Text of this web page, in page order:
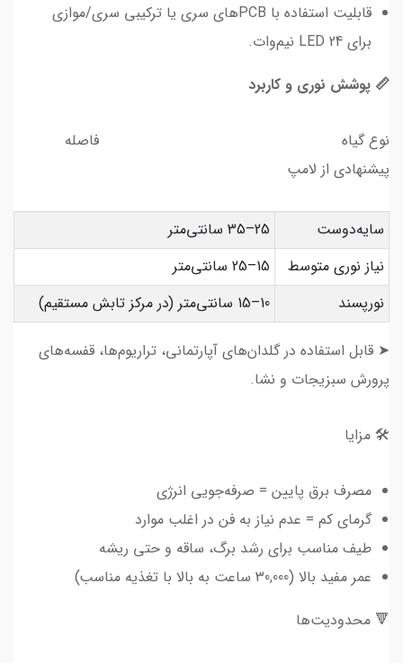
قابلیت استفاده با PCBهای سری یا ترکیبی سری/موازی
برای 24 LED نیم‌وات.
📏 پوشش نوری و کاربرد
نوع گیاه فاصله
پیشنهادی از لامپ
سایه‌دوست
25–35 سانتی‌متر
نیاز نوری متوسط
15–25 سانتی‌متر
نورپسند
10–15 سانتی‌متر (در مرکز تابش مستقیم)
➤ قابل استفاده در گلدان‌های آپارتمانی، تراریوم‌ها، قفسه‌های
پرورش سبزیجات و نشا.
🛠️ مزایا
مصرف برق پایین = صرفه‌جویی انرژی
گرمای کم = عدم نیاز به فن در اغلب موارد
طیف مناسب برای رشد برگ، ساقه و حتی ریشه
عمر مفید بالا (30,000 ساعت به بالا با تغذیه مناسب)
🔻 محدودیت‌ها